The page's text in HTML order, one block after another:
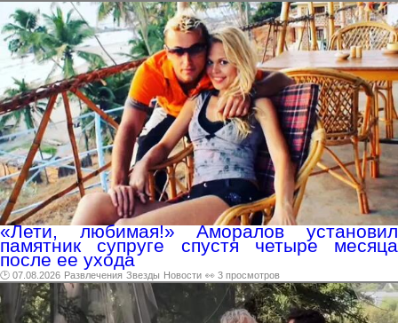
«Лети, любимая!» Аморалов установил
памятник супруге спустя четыре месяца
после ее ухода
🕑 07.08.2026 Развлечения Звезды Новости 👀 3 просмотров